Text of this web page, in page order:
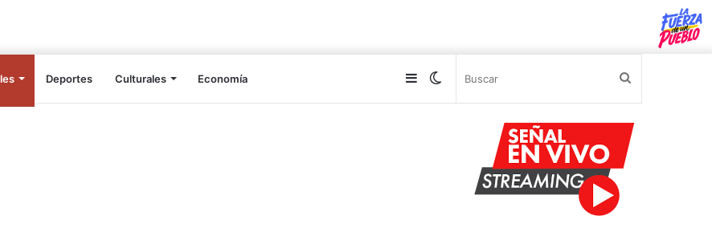
Deportes Culturales Economía Switch
Sidebar